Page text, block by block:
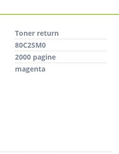
Toner return
80C2SM0
2000 pagine
magenta